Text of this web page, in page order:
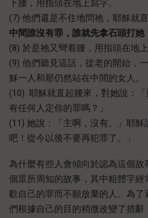
下腰，用指頭在地上寫字。
(7) 他們還是不住地問祂，耶穌就
中間誰沒有罪，誰就先拿石頭打她
(8) 於是祂又彎着腰，用指頭在地上
(9) 他們聽見這話，從老的開始，
穌一人和那仍然站在中間的女人。
(10) 耶穌就直起腰來，對她說：
有任何人定你的罪嗎？」
(11) 她說：「主啊，沒有。」耶
吧！從今以後不要再犯罪了。」
為什麼有些人會傾向於認為這個
個眾所周知的故事，其中粗體字
歡自己的罪而不願放棄的人。為
們根據自己的目的稍微改變了措